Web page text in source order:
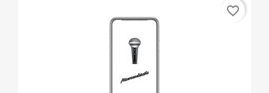
favorite_border